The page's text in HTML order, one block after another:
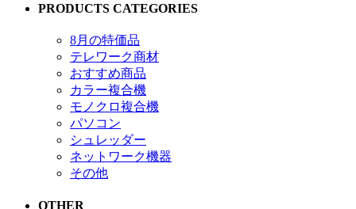
PRODUCTS CATEGORIES
8月の特価品
テレワーク商材
おすすめ商品
カラー複合機
モノクロ複合機
パソコン
シュレッダー
ネットワーク機器
その他
OTHER